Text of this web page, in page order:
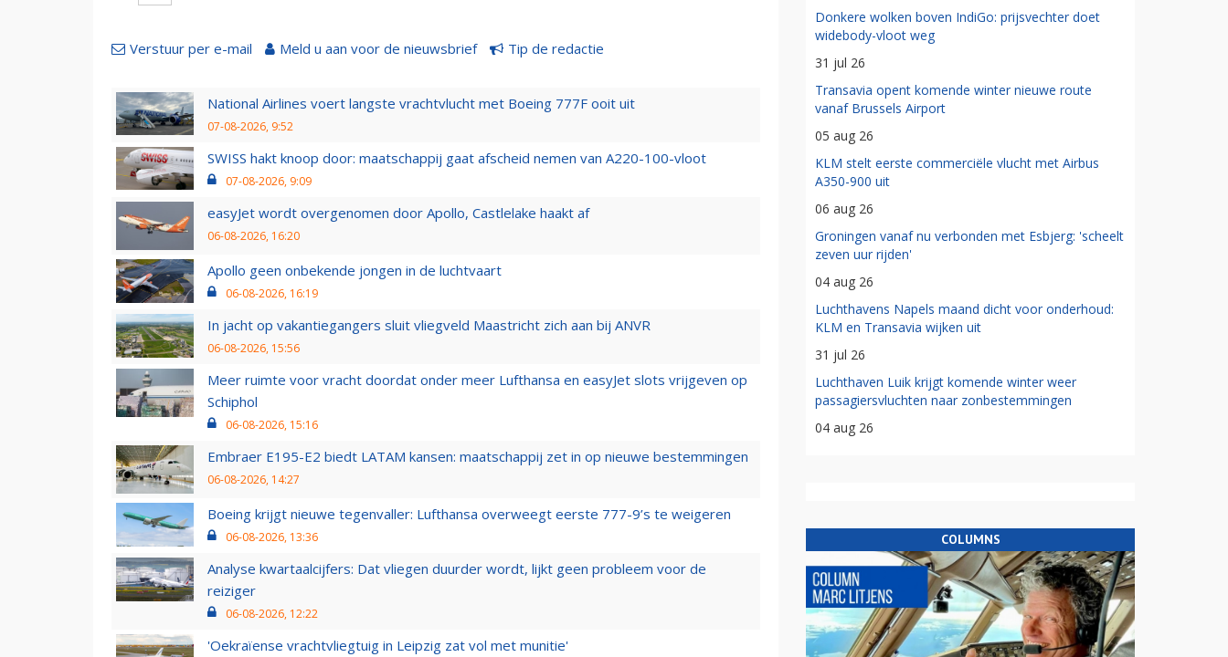
Verstuur per e-mail Meld u aan voor de nieuwsbrief Tip de redactie
National Airlines voert langste vrachtvlucht met Boeing 777F ooit uit
07-08-2026, 9:52
SWISS hakt knoop door: maatschappij gaat afscheid nemen van A220-100-vloot
07-08-2026, 9:09
easyJet wordt overgenomen door Apollo, Castlelake haakt af
06-08-2026, 16:20
Apollo geen onbekende jongen in de luchtvaart
06-08-2026, 16:19
In jacht op vakantiegangers sluit vliegveld Maastricht zich aan bij ANVR
06-08-2026, 15:56
Meer ruimte voor vracht doordat onder meer Lufthansa en easyJet slots vrijgeven op
Schiphol
06-08-2026, 15:16
Embraer E195-E2 biedt LATAM kansen: maatschappij zet in op nieuwe bestemmingen
06-08-2026, 14:27
Boeing krijgt nieuwe tegenvaller: Lufthansa overweegt eerste 777-9’s te weigeren
06-08-2026, 13:36
Analyse kwartaalcijfers: Dat vliegen duurder wordt, lijkt geen probleem voor de
reiziger
06-08-2026, 12:22
'Oekraïense vrachtvliegtuig in Leipzig zat vol met munitie'
Donkere wolken boven IndiGo: prijsvechter doet
widebody-vloot weg
31 jul 26
Transavia opent komende winter nieuwe route
vanaf Brussels Airport
05 aug 26
KLM stelt eerste commerciële vlucht met Airbus
A350-900 uit
06 aug 26
Groningen vanaf nu verbonden met Esbjerg: 'scheelt
zeven uur rijden'
04 aug 26
Luchthavens Napels maand dicht voor onderhoud:
KLM en Transavia wijken uit
31 jul 26
Luchthaven Luik krijgt komende winter weer
passagiersvluchten naar zonbestemmingen
04 aug 26
COLUMNS